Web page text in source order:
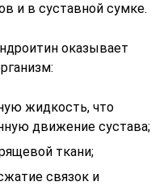
и в суставной сумке.
оказывает
жидкость, что
движение сустава;
ткани;
связок и